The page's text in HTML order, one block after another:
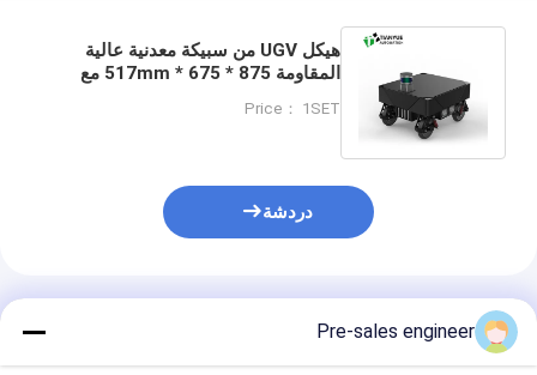
هيكل UGV من سبيكة معدنية عالية
المقاومة 875 * 675 * 517mm مع
الذكي
Price： 1SET
دردشة
المنتجات الموصى بها
Pre-sales engineer